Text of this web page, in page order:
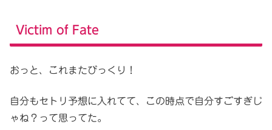
Victim of Fate
おっと、これまたびっくり！
自分もセトリ予想に入れてて、この時点で自分すごすぎじ
ゃね？って思ってた。